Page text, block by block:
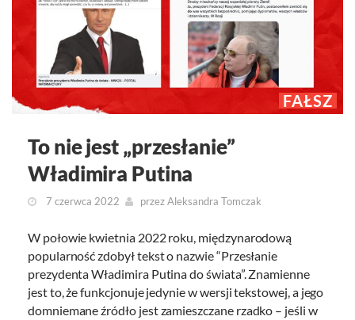
FAŁSZ
To nie jest „przesłanie”
Władimira Putina
7 czerwca 2022 przezAleksandra Tomczak
W połowie kwietnia 2022 roku, międzynarodową
popularność zdobył tekst o nazwie “Przesłanie
prezydenta Władimira Putina do świata”. Znamienne
jest to, że funkcjonuje jedynie w wersji tekstowej, a jego
domniemane źródło jest zamieszczane rzadko – jeśli w